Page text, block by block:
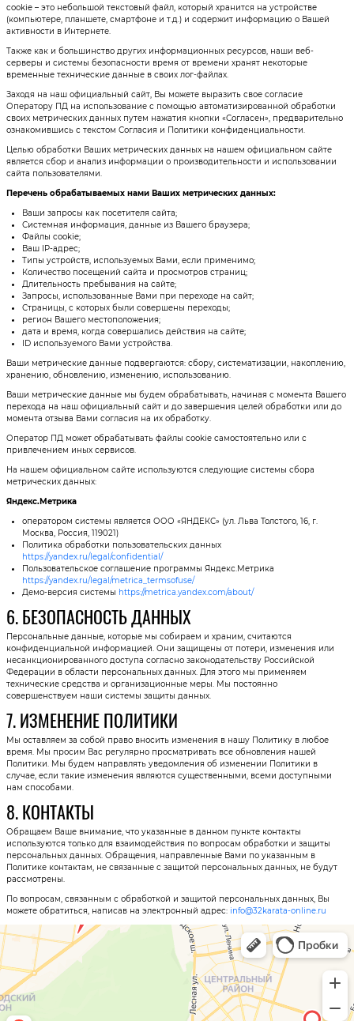
cookie – это небольшой текстовый файл, который хранится на устройстве
(компьютере, планшете, смартфоне и т.д.) и содержит информацию о Вашей
активности в Интернете.
Также как и большинство других информационных ресурсов, наши веб-
серверы и системы безопасности время от времени хранят некоторые
временные технические данные в своих лог-файлах.
Заходя на наш официальный сайт, Вы можете выразить свое согласие
Оператору ПД на использование с помощью автоматизированной обработки
своих метрических данных путем нажатия кнопки «Согласен», предварительно
ознакомившись с текстом Согласия и Политики конфиденциальности.
Целью обработки Ваших метрических данных на нашем официальном сайте
является сбор и анализ информации о производительности и использовании
сайта пользователями.
Перечень обрабатываемых нами Ваших метрических данных:
Ваши запросы как посетителя сайта;
Системная информация, данные из Вашего браузера;
Файлы cookie;
Ваш IP-адрес;
Типы устройств, используемых Вами, если применимо;
Количество посещений сайта и просмотров страниц;
Длительность пребывания на сайте;
Запросы, использованные Вами при переходе на сайт;
Страницы, с которых были совершены переходы;
регион Вашего местоположения;
дата и время, когда совершались действия на сайте;
ID используемого Вами устройства.
Ваши метрические данные подвергаются: сбору, систематизации, накоплению,
хранению, обновлению, изменению, использованию.
Ваши метрические данные мы будем обрабатывать, начиная с момента Вашего
перехода на наш официальный сайт и до завершения целей обработки или до
момента отзыва Вами согласия на их обработку.
Оператор ПД может обрабатывать файлы cookie самостоятельно или с
привлечением иных сервисов.
На нашем официальном сайте используются следующие системы сбора
метрических данных:
Яндекс.Метрика
оператором системы является ООО «ЯНДЕКС» (ул. Льва Толстого, 16, г.
Москва, Россия, 119021)
Политика обработки пользовательских данных
https://yandex.ru/legal/confidential/
Пользовательское соглашение программы Яндекс.Метрика
https://yandex.ru/legal/metrica_termsofuse/
Демо-версия системы https://metrica.yandex.com/about/
6. БЕЗОПАСНОСТЬ ДАННЫХ
Персональные данные, которые мы собираем и храним, считаются
конфиденциальной информацией. Они защищены от потери, изменения или
несанкционированного доступа согласно законодательству Российской
Федерации в области персональных данных. Для этого мы применяем
технические средства и организационные меры. Мы постоянно
совершенствуем наши системы защиты данных.
7. ИЗМЕНЕНИЕ ПОЛИТИКИ
Мы оставляем за собой право вносить изменения в нашу Политику в любое
время. Мы просим Вас регулярно просматривать все обновления нашей
Политики. Мы будем направлять уведомления об изменении Политики в
случае, если такие изменения являются существенными, всеми доступными
нам способами.
8. КОНТАКТЫ
Обращаем Ваше внимание, что указанные в данном пункте контакты
используются только для взаимодействия по вопросам обработки и защиты
персональных данных. Обращения, направленные Вами по указанным в
Политике контактам, не связанные с защитой персональных данных, не будут
рассмотрены.
По вопросам, связанным с обработкой и защитой персональных данных, Вы
можете обратиться, написав на электронный адрес: info@32karata-online.ru